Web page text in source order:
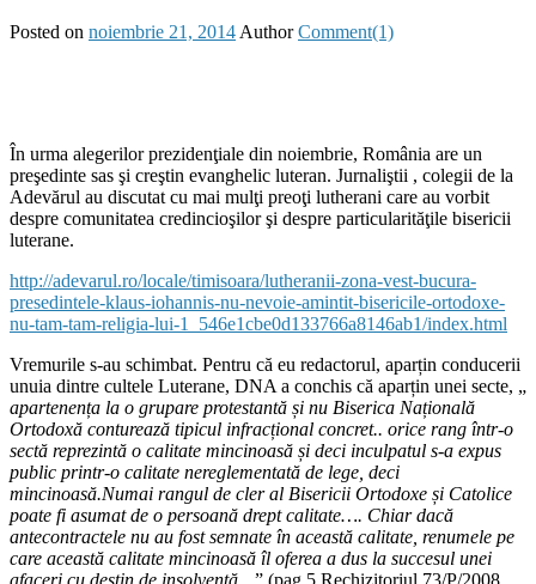
Posted on noiembrie 21, 2014 Author Comment(1)
În urma alegerilor prezidenţiale din noiembrie, România are un
preşedinte sas şi creştin evanghelic luteran. Jurnaliştii , colegii de la
Adevărul au discutat cu mai mulţi preoţi lutherani care au vorbit
despre comunitatea credincioşilor şi despre particularităţile bisericii
luterane.
http://adevarul.ro/locale/timisoara/lutheranii-zona-vest-bucura-
presedintele-klaus-iohannis-nu-nevoie-amintit-bisericile-ortodoxe-
nu-tam-tam-religia-lui-1_546e1cbe0d133766a8146ab1/index.html
Vremurile s-au schimbat. Pentru că eu redactorul, aparțin conducerii
unuia dintre cultele Luterane, DNA a conchis că aparțin unei secte, „
apartenența la o grupare protestantă și nu Biserica Națională
Ortodoxă conturează tipicul infracțional concret.. orice rang într-o
sectă reprezintă o calitate mincinoasă și deci inculpatul s-a expus
public printr-o calitate nereglementată de lege, deci
mincinoasă.Numai rangul de cler al Bisericii Ortodoxe și Catolice
poate fi asumat de o persoană drept calitate…. Chiar dacă
antecontractele nu au fost semnate în această calitate, renumele pe
care această calitate mincinoasă îl oferea a dus la succesul unei
afaceri cu destin de insolvență… ” (pag 5 Rechizitoriul 73/P/2008